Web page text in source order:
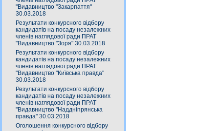
"Видавництво "Закарпаття"
30.03.2018
Результати конкурсного відбору
кандидатів на посаду незалежних
членів наглядової ради ПРАТ
"Видавництво "Зоря" 30.03.2018
Результати конкурсного відбору
кандидатів на посаду незалежних
членів наглядової ради ПРАТ
"Видавництво "Київська правда"
30.03.2018
Результати конкурсного відбору
кандидатів на посаду незалежних
членів наглядової ради ПРАТ
"Видавництво "Наддніпрянська
правда" 30.03.2018
Оголошення конкурсного відбору